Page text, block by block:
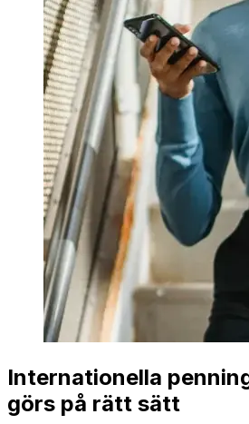
Internationella
görs på rätt sätt